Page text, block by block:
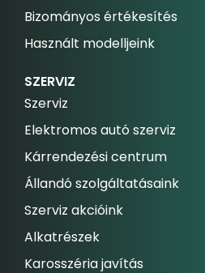
Bizományos értékesítés
Használt modelljeink
SZERVIZ
Szerviz
Elektromos autó szerviz
Kárrendezési centrum
Állandó szolgáltatásaink
Szerviz akcióink
Alkatrészek
Karosszéria javítás